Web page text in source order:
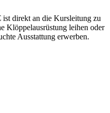
direkt an die Kursleitung zu
Klöppelausrüstung leihen oder
Ausstattung erwerben.